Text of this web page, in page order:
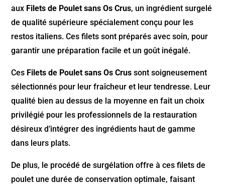
aux Filets de Poulet sans Os Crus, un ingrédient surgelé
de qualité supérieure spécialement conçu pour les
restos italiens. Ces filets sont préparés avec soin, pour
garantir une préparation facile et un goût inégalé.
Ces Filets de Poulet sans Os Crus sont soigneusement
sélectionnés pour leur fraîcheur et leur tendresse. Leur
qualité bien au dessus de la moyenne en fait un choix
privilégié pour les professionnels de la restauration
désireux d’intégrer des ingrédients haut de gamme
dans leurs plats.
De plus, le procédé de surgélation offre à ces filets de
poulet une durée de conservation optimale, faisant